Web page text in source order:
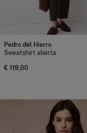
Pedro del Hierro
Sweatshirt aberta
€ 119,00